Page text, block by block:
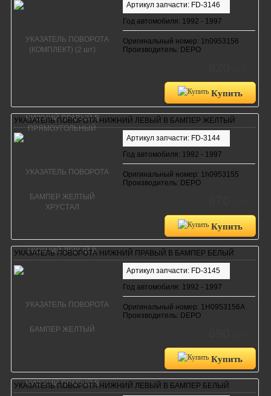
Артикул запчасти: FD-3146
Год автомобиля: 1992 - 1997
Оригинальный номер: 1h0953156
Производитель: DEPO
Купить
УКАЗАТЕЛЬ ПОВОРОТА НИЖНИЙ ЛЕВЫЙ В БАМПЕР ЖЕЛТЫЙ
Артикул запчасти: FD-3144
Год автомобиля: 1992 - 1997
Оригинальный номер: 1h0953155
Производитель: DEPO
Купить
УКАЗАТЕЛЬ ПОВОРОТА НИЖНИЙ ПРАВЫЙ В БАМПЕР БЕЛЫЙ
Артикул запчасти: FD-3145
Год автомобиля: 1992 - 1997
Оригинальный номер: 1H0953156A
Производитель: DEPO
Купить
УКАЗАТЕЛЬ ПОВОРОТА НИЖНИЙ ЛЕВЫЙ В БАМПЕР БЕЛЫЙ